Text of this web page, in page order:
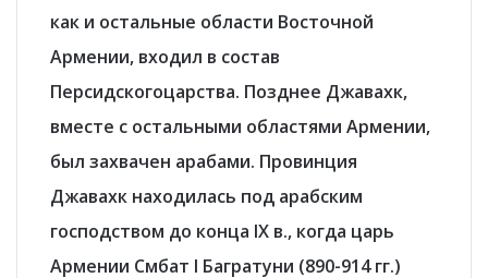
как и остальные области Восточной
Армении, входил в состав
Персидскогоцарства. Позднее Джавахк,
вместе с остальными областями Армении,
был захвачен арабами. Провинция
Джавахк находилась под арабским
господством до конца IX в., когда царь
Армении Смбат I Багратуни (890-914 гг.)